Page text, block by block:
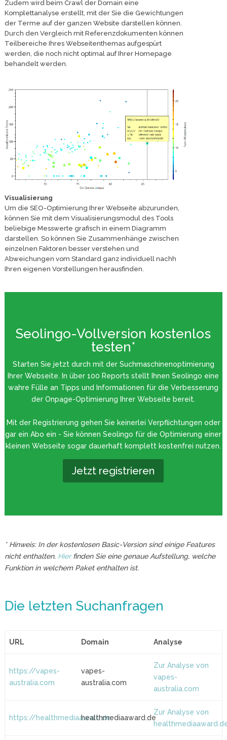
Zudem wird beim Crawl der Domain eine
Komplettanalyse erstellt, mit der Sie die Gewichtungen
der Terme auf der ganzen Website darstellen können.
Durch den Vergleich mit Referenzdokumenten können
Teilbereiche Ihres Webseitenthemas aufgespürt
werden, die noch nicht optimal auf Ihrer Homepage
behandelt werden.
Visualisierung
Um die SEO-Optimierung Ihrer Webseite abzurunden,
können Sie mit dem Visualisierungsmodul des Tools
beliebige Messwerte grafisch in einem Diagramm
darstellen. So können Sie Zusammenhänge zwischen
einzelnen Faktoren besser verstehen und
Abweichungen vom Standard ganz individuell nachh
Ihren eigenen Vorstellungen herausfinden.
Seolingo-Vollversion kostenlos
testen*
Starten Sie jetzt durch mit der Suchmaschinenoptimierung
Ihrer Webseite. In über 100 Reports stellt Ihnen Seolingo eine
wahre Fülle an Tipps und Informationen für die Verbesserung
der Onpage-Optimierung Ihrer Webseite bereit.
Mit der Registrierung gehen Sie keinerlei Verpflichtungen oder
gar ein Abo ein - Sie können Seolingo für die Optimierung einer
kleinen Webseite sogar dauerhaft komplett kostenfrei nutzen.
Jetzt registrieren
* Hinweis: In der kostenlosen Basic-Version sind einige Features
nicht enthalten. Hierfinden Sie eine genaue Aufstellung, welche
Funktion in welchem Paket enthalten ist.
Die letzten Suchanfragen
URL Domain Analyse
https://vapes-
australia.com
vapes-
australia.com
Zur Analyse von
vapes-
australia.com
https://healthmediaaward.dehealthmediaaward.de
Zur Analyse von